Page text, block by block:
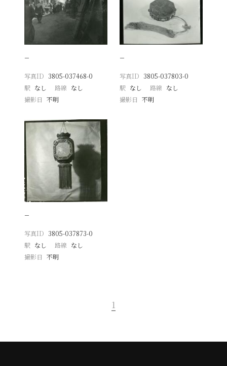
−
写真ID 3805-037468-0
駅 なし 路線 なし
撮影日
不明
−
写真ID 3805-037803-0
駅 なし 路線 なし
撮影日 不明
−
写真ID 3805-037873-0
駅 なし 路線 なし
撮影日
不明
1